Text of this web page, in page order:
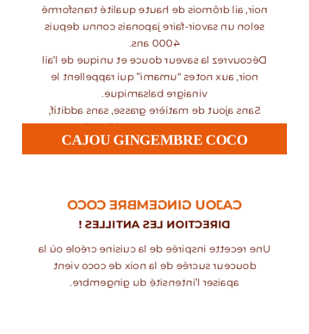
noir, ail drômois de haute qualité transformé
selon un savoir-faire japonais connu depuis
4000 ans.
Découvrez la saveur douce et unique de l’ail
noir, aux notes “umami” qui rappellent le
vinaigre balsamique.
Sans ajout de matière grasse, sans additif,
avec une teneur en sel limitée.
CAJOU GINGEMBRE COCO
CAJOU GINGEMBRE COCO
DIRECTION LES ANTILLES !
Une recette inspirée de la cuisine créole où la
douceur sucrée de la noix de coco vient
apaiser l’intensité du gingembre.